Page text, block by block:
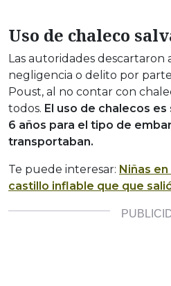
Uso de chaleco
Las autoridades
negligencia o delito por
Poust, al no contar con
todos. El uso de chalecos
6 años para el tipo de
transportaban.
Te puede interesar: Niñas
castillo inflable que que